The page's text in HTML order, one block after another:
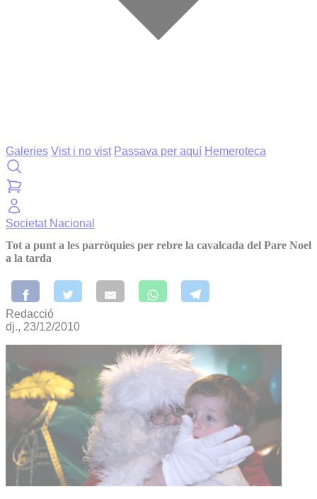
Galeries Vist i no vist Passava per aquí Hemeroteca
Societat Nacional
Tot a punt a les parròquies per rebre la cavalcada del Pare Noel
a la tarda
Redacció
dj., 23/12/2010